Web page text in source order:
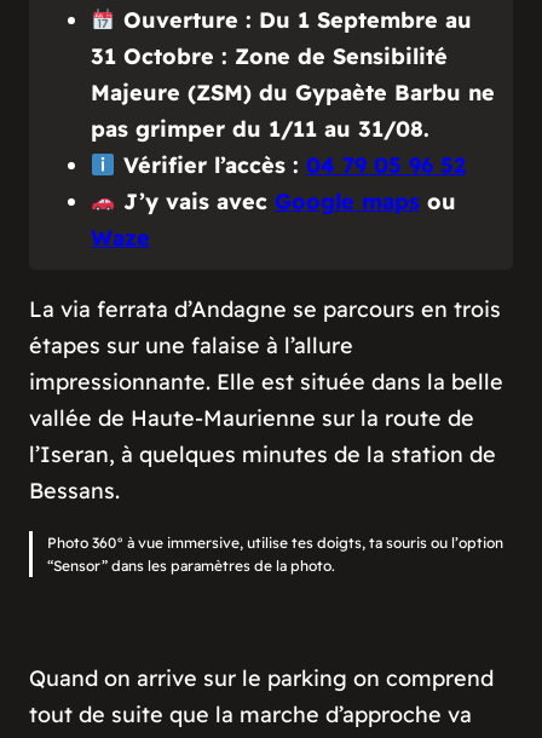
Ouverture : Du 1 Septembre au
31 Octobre : Zone de Sensibilité
Majeure (ZSM) du Gypaète Barbu ne
pas grimper du 1/11 au 31/08.
Vérifier l’accès : 04 79 05 96 52
J’y vais avec Google mapsou
Waze
La via ferrata d’Andagne se parcours en trois
étapes sur une falaise à l’allure
impressionnante. Elle est située dans la belle
vallée de Haute-Maurienne sur la route de
l’Iseran, à quelques minutes de la station de
Bessans.
Photo 360° à vue immersive, utilise tes doigts, ta souris ou l’option
“Sensor” dans les paramètres de la photo.
Quand on arrive sur le parking on comprend
tout de suite que la marche d’approche va